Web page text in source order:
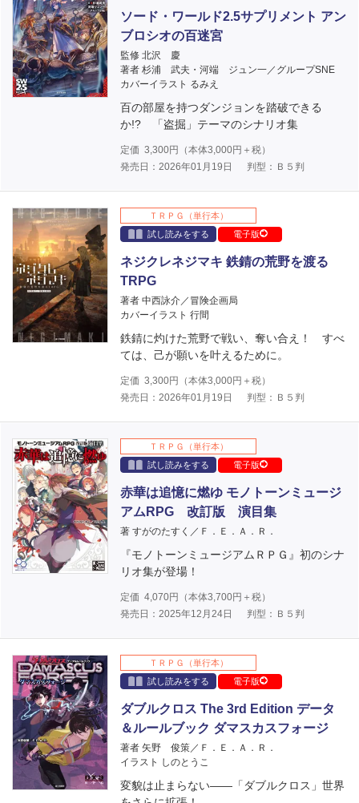
ソード・ワールド2.5サプリメント アン
ブロシオの百迷宮
監修 北沢 慶
著者 杉浦 武夫・河端 ジュン一／グループSNE
カバーイラスト るみえ
百の部屋を持つダンジョンを踏破できる
か!? 「盗掘」テーマのシナリオ集
定価 3,300円（本体3,000円＋税）
発売日：2026年01月19日
判型：Ｂ５判
ＴＲＰＧ（単行本）
試し読みをする
電子版
ネジクレネジマキ 鉄錆の荒野を渡る
TRPG
著者 中西詠介／冒険企画局
カバーイラスト 行間
鉄錆に灼けた荒野で戦い、奪い合え！ すべ
ては、己が願いを叶えるために。
定価 3,300円（本体3,000円＋税）
発売日：2026年01月19日
判型：Ｂ５判
ＴＲＰＧ（単行本）
試し読みをする
電子版
赤華は追憶に燃ゆ モノトーンミュージ
アムRPG 改訂版 演目集
著 すがのたすく／Ｆ．Ｅ．Ａ．Ｒ．
『モノトーンミュージアムＲＰＧ』初のシナ
リオ集が登場！
定価 4,070円（本体3,700円＋税）
発売日：2025年12月24日
判型：Ｂ５判
ＴＲＰＧ（単行本）
試し読みをする
電子版
ダブルクロス The 3rd Edition データ
＆ルールブック ダマスカスフォージ
著者 矢野 俊策／Ｆ．Ｅ．Ａ．Ｒ．
イラスト しのとうこ
変貌は止まらない――「ダブルクロス」世界